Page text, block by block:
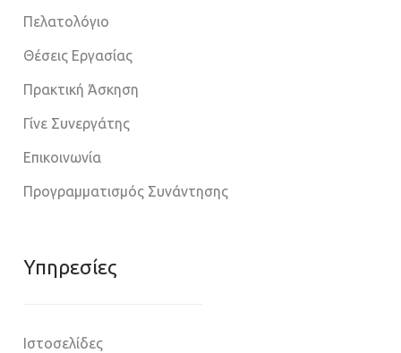
Πελατολόγιο
Θέσεις Εργασίας
Πρακτική Άσκηση
Γίνε Συνεργάτης
Επικοινωνία
Προγραμματισμός Συνάντησης
Υπηρεσίες
Ιστοσελίδες